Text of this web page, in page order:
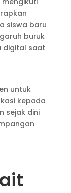
siswa baru
buruk
digital saat
untuk
kepada
sejak dini